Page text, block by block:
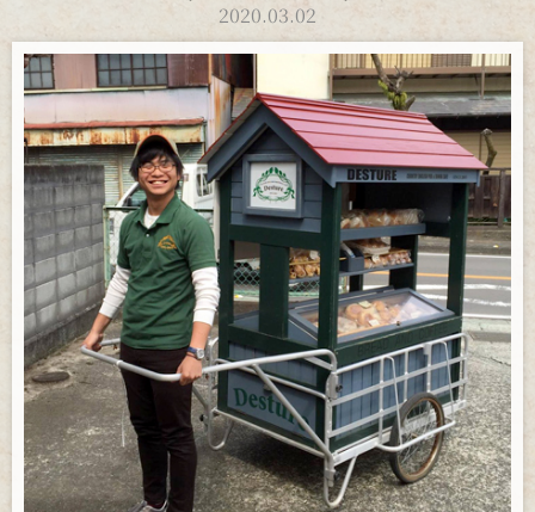
お知らせ
ギャラリー
お問い合わせ
2020.03.02